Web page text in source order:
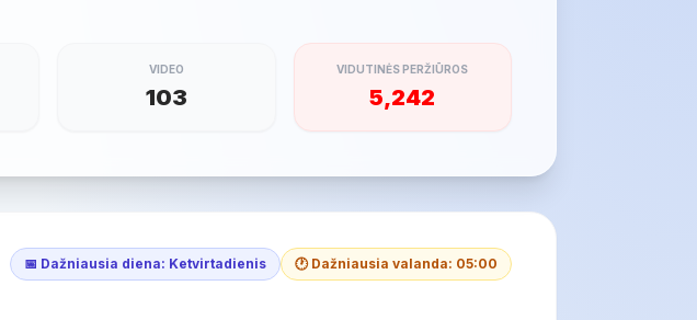
VIDEO
103
VIDUTINĖS PERŽIŪROS
5,242
📅 Dažniausia diena: Ketvirtadienis 🕐 Dažniausia valanda: 05:00